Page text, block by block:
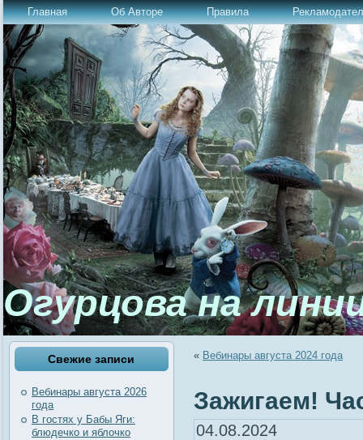
Главная Об Авторе Правила
Огурцова на
Свежие записи
Вебинары августа 2026
года
В гостях у Бабы Яги:
блюдечко и яблочко
« Вебинары августа 2024 года
Зажигаем!
04.08.2024